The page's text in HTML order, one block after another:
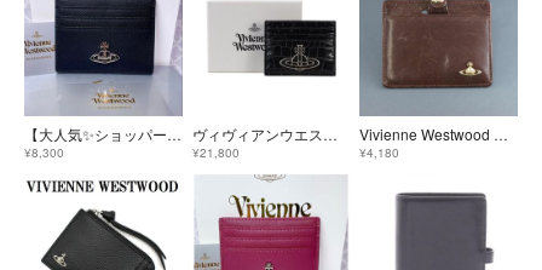
【大人気✨️ショッパー付】ヴィヴィアン・ウエストウッド カードケース ブラック
¥8,300
ヴィヴィアンウエストウッド カードケース クロコ ブラック 5111005A
¥21,800
Vivienne Westwood ヴィヴィアンウエストウッド パスケース USED品 ウォーターオーブ 定期入れ ブラウン ブランド X9033
¥4,180